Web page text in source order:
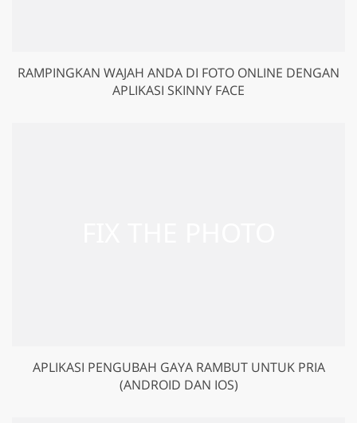
RAMPINGKAN WAJAH ANDA DI FOTO ONLINE DENGAN
APLIKASI SKINNY FACE
APLIKASI PENGUBAH GAYA RAMBUT UNTUK PRIA
(ANDROID DAN IOS)